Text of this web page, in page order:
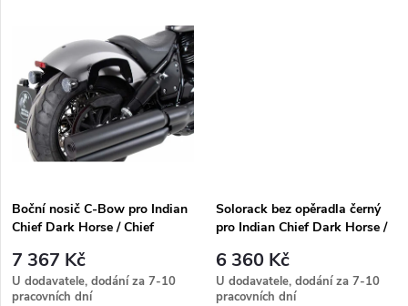
ů
t
ů
Boční nosič C-Bow pro Indian
Chief Dark Horse / Chief
7 367 Kč
U dodavatele, dodání za 7-10
pracovních dní
Solorack bez opěradla černý
pro Indian Chief Dark Horse /
(2022-)
6 360 Kč
U dodavatele, dodání za 7-10
pracovních dní